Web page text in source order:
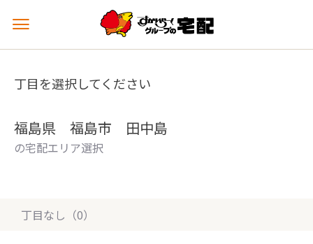
メ
ュ
を
丁目を選択してください
福島県 福島市 田中島
の宅配エリア選択
丁目なし（0）